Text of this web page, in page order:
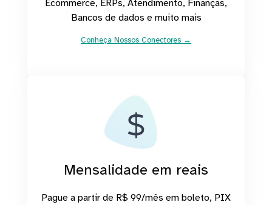
Ecommerce, ERPs, Atendimento, Finanças,
Bancos de dados e muito mais
Conheça Nossos Conectores →
Mensalidade em reais
Pague a partir de R$ 99/mês em boleto, PIX